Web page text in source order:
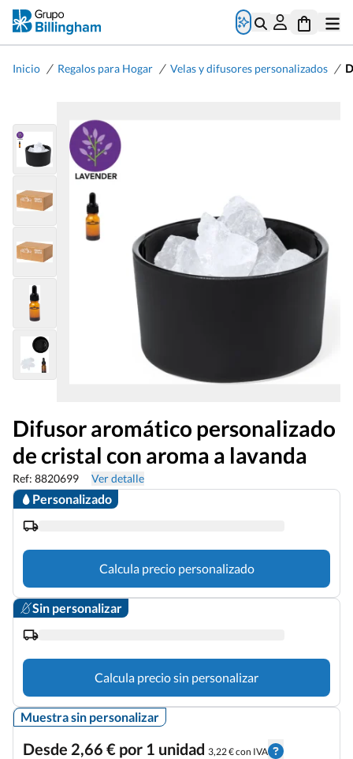
Inicio / Regalos para Hogar / Velas y difusores personalizados /
Difusor aromático personalizado
de cristal con aroma a lavanda
Ref: 8820699 Ver detalle
Personalizado
Calcula precio personalizado
Sin personalizar
Calcula precio sin personalizar
Muestra sin personalizar
Desde 2,66 € por 1 unidad 3,22 € con IVA